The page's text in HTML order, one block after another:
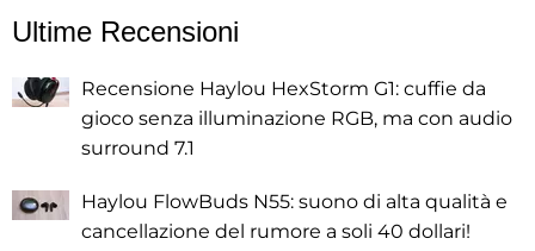
Ultime Recensioni
Recensione Haylou HexStorm G1: cuffie da
gioco senza illuminazione RGB, ma con audio
surround 7.1
Haylou FlowBuds N55: suono di alta qualità e
cancellazione del rumore a soli 40 dollari!